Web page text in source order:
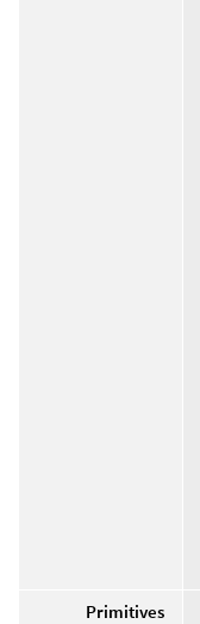
Primitives